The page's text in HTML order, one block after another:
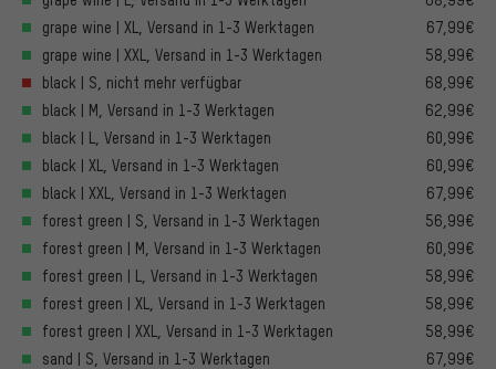
grape wine | XL, Versand in 1-3 Werktagen
67,99€
grape wine | XXL, Versand in 1-3 Werktagen
58,99€
black | S, nicht mehr verfügbar
68,99€
black | M, Versand in 1-3 Werktagen
62,99€
black | L, Versand in 1-3 Werktagen
60,99€
black | XL, Versand in 1-3 Werktagen
60,99€
black | XXL, Versand in 1-3 Werktagen
67,99€
forest green | S, Versand in 1-3 Werktagen
56,99€
forest green | M, Versand in 1-3 Werktagen
60,99€
forest green | L, Versand in 1-3 Werktagen
58,99€
forest green | XL, Versand in 1-3 Werktagen
58,99€
forest green | XXL, Versand in 1-3 Werktagen
58,99€
sand | S, Versand in 1-3 Werktagen
67,99€